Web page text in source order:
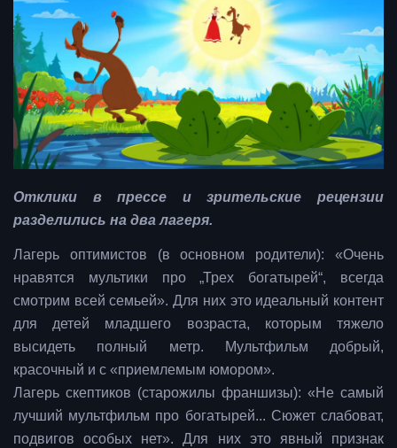
Отклики в прессе и зрительские рецензии
разделились на два лагеря.
Лагерь оптимистов (в основном родители): «Очень
нравятся мультики про „Трех богатырей“, всегда
смотрим всей семьей». Для них это идеальный контент
для детей младшего возраста, которым тяжело
высидеть полный метр. Мультфильм добрый,
красочный и с «приемлемым юмором».
Лагерь скептиков (старожилы франшизы): «Не самый
лучший мультфильм про богатырей... Сюжет слабоват,
подвигов особых нет». Для них это явный признак